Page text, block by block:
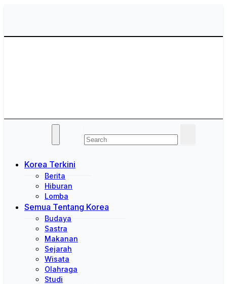
Korea Terkini
Berita
Hiburan
Lomba
Semua Tentang Korea
Budaya
Sastra
Makanan
Sejarah
Wisata
Olahraga
Studi